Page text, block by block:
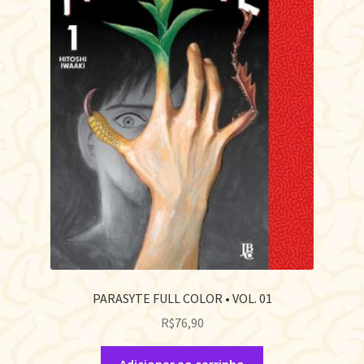
PARASYTE FULL COLOR • VOL. 01
R$76,90